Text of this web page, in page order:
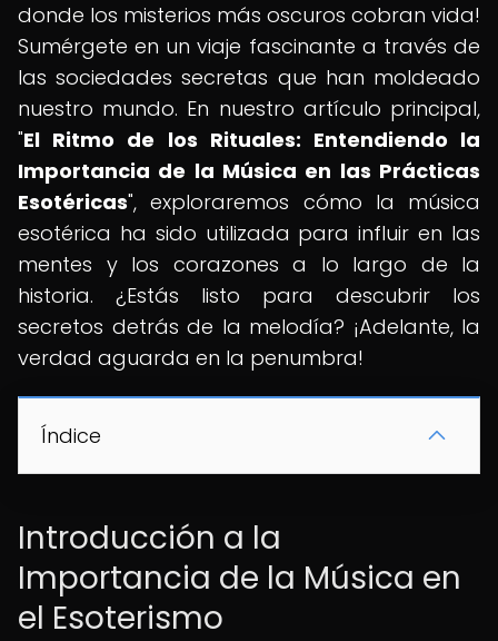
donde los misterios más oscuros cobran vida!
Sumérgete en un viaje fascinante a través de
las sociedades secretas que han moldeado
nuestro mundo. En nuestro artículo principal,
"El Ritmo de los Rituales: Entendiendo la
Importancia de la Música en las Prácticas
Esotéricas", exploraremos cómo la música
esotérica ha sido utilizada para influir en las
mentes y los corazones a lo largo de la
historia. ¿Estás listo para descubrir los
secretos detrás de la melodía? ¡Adelante, la
verdad aguarda en la penumbra!
Índice
Introducción a la
Importancia de la Música en
el Esoterismo